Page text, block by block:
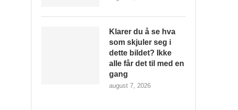
Klarer du å se hva
som skjuler seg i
dette bildet? Ikke
alle får det til med en
gang
august 7, 2026